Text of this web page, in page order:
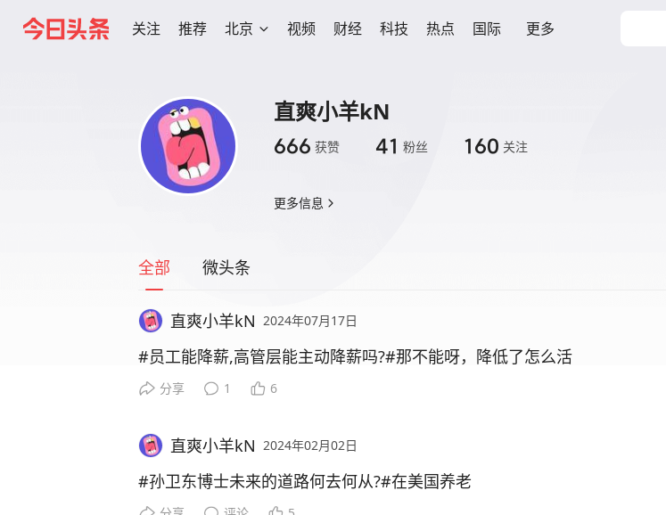
关注 推荐 北京 视频 财经 科技 热点 国际 更多
直爽小羊kN
666 获赞 41 粉丝 160 关注
更多信息
全部 微头条
直爽小羊kN 2024年07月17日
#员工能降薪,高管层能主动降薪吗?#那不能呀，降低了怎么活
分享 1 6
直爽小羊kN 2024年02月02日
#孙卫东博士未来的道路何去何从?#在美国养老